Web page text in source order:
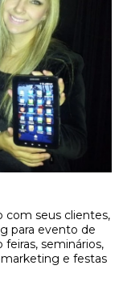
com seus clientes,
para evento de
seminários,
e festas